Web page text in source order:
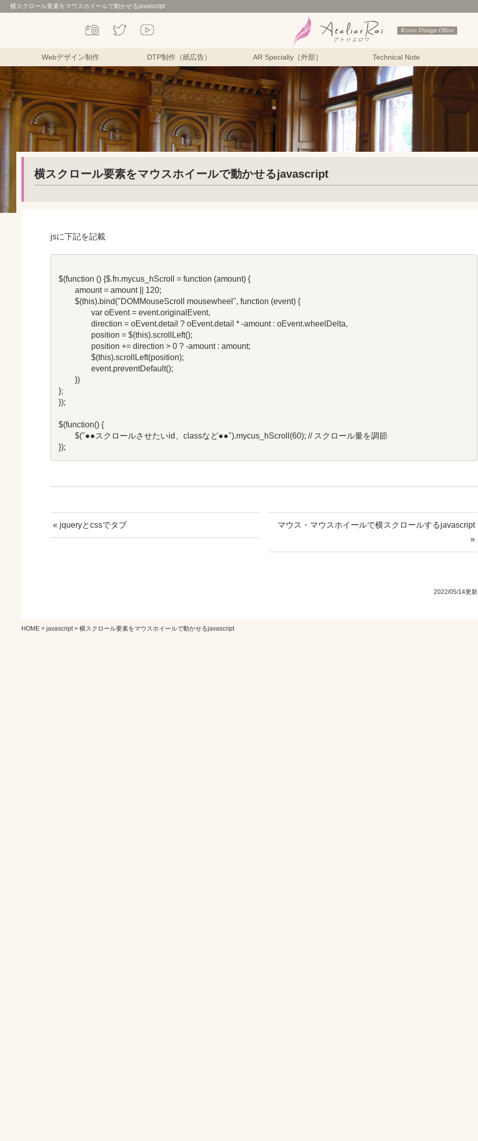
横スクロール要素をマウスホイールで動かせるjavascript
Webデザイン制作 DTP制作（紙広告） AR Specialty［外部］ Technical Note
横スクロール要素をマウスホイールで動かせるjavascript
jsに下記を記載
$(function () {$.fn.mycus_hScroll = function (amount) {
	amount = amount || 120;
	$(this).bind("DOMMouseScroll mousewheel", function (event) {
		var oEvent = event.originalEvent,
		direction = oEvent.detail ? oEvent.detail * -amount : oEvent.wheelDelta,
		$(this).scrollLeft(position);
		event.preventDefault();
	})
};
});
$(function() {
	$("●●スクロールさせたいid、classなど●●").mycus_hScroll(60); // スクロール量を調節
});
« jqueryとcssでタブ
マウス・マウスホイールで横スクロールするjavascript
»
2022/05/14更新
HOME > javascript> 横スクロール要素をマウスホイールで動かせるjavascript